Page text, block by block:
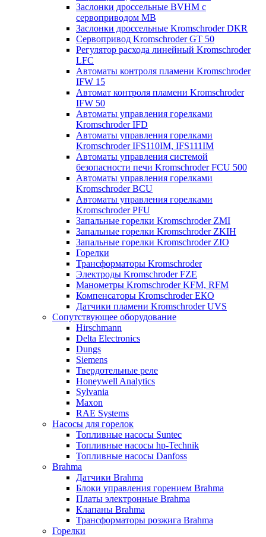
Заслонки дроссельные BVHM с
сервоприводом МВ
Заслонки дроссельные Kromschroder DKR
Cервопривод Kromschroder GT 50
Регулятор расхода линейный Kromschroder
LFC
Автоматы контроля пламени Kromschroder
IFW 15
Автомат контроля пламени Kromschroder
IFW 50
Автоматы управления горелками
Kromschroder IFD
Автоматы управления горелками
Kromschroder IFS110IM, IFS111IM
Автоматы управления системой
безопасности печи Kromschroder FCU 500
Автоматы управления горелками
Kromschroder BCU
Автоматы управления горелками
Kromschroder PFU
Запальные горелки Kromschroder ZМI
Запальные горелки Kromschroder ZKIH
Запальные горелки Kromschroder ZIO
Горелки
Трансформаторы Kromschroder
Электроды Kromschroder FZE
Манометры Kromschroder KFM, RFM
Компенсаторы Kromschroder ЕКО
Датчики пламени Kromschroder UVS
Сопутствующее оборудование
Hirschmann
Delta Electronics
Dungs
Siemens
Твердотельные реле
Honeywell Analytics
Sylvania
Maxon
RAE Systems
Насосы для горелок
Топливные насосы Suntec
Топливные насосы hp-Technik
Топливные насосы Danfoss
Brahma
Датчики Brahma
Блоки управления горением Brahma
Платы электронные Brahma
Клапаны Brahma
Трансформаторы розжига Brahma
Горелки